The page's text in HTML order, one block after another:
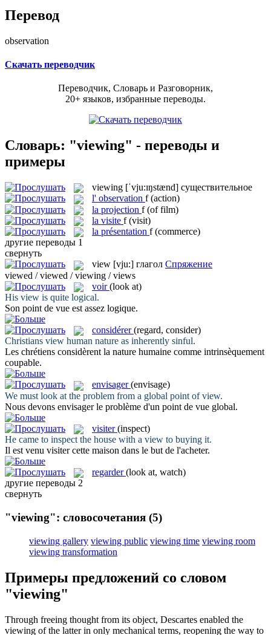
Перевод
observation
Скачать переводчик
Переводчик, Словарь и Разговорник,
20+ языков, избранные переводы.
Словарь: "viewing" - переводы и
примеры
viewing [ˈvju:ɪŋstænd] существительное
l' observation f (action)
la projection f (of film)
la visite f (visit)
la présentation f (commerce)
другие переводы 1
свернуть
view [vju:] глагол Спряжение
viewed / viewed / viewing / views
voir (look at)
His view is quite logical.
Son point de vue est assez logique.
considérer (regard, consider)
Christians view human nature as inherently sinful.
Les chrétiens considèrentla nature humaine comme intrinsèquement
coupable.
envisager (envisage)
We must look at the problem from a global point ofview.
Nous devons envisagerle problème d'un point de vue global.
visiter (inspect)
He came to inspect the house with a view to buying it.
Il est venu visitercette maison dans le but de l'acheter.
regarder (look at, watch)
другие переводы 2
свернуть
"viewing": словосочетания (5)
viewing gallery viewing public viewing time viewing room
viewing transformation
Примеры предложений со словом
"viewing"
Through freeing thought from its object, Descartes enabled the
viewing of the latter in only mechanical terms, reopening the way to